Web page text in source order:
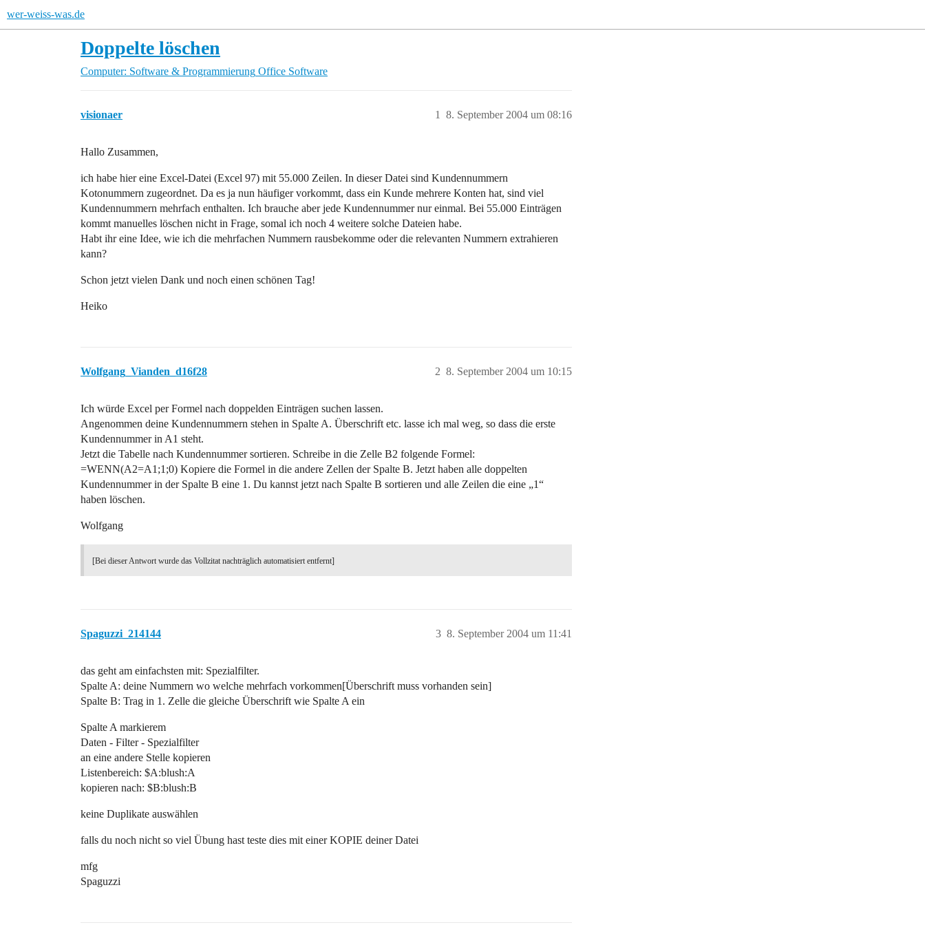
wer-weiss-was.de
Doppelte löschen
Computer: Software & Programmierung Office Software
visionaer 8. September 2004 um 08:16
1
Hallo Zusammen,
ich habe hier eine Excel-Datei (Excel 97) mit 55.000 Zeilen. In dieser Datei sind Kundennummern
Kotonummern zugeordnet. Da es ja nun häufiger vorkommt, dass ein Kunde mehrere Konten hat, sind viel
Kundennummern mehrfach enthalten. Ich brauche aber jede Kundennummer nur einmal. Bei 55.000 Einträgen
kommt manuelles löschen nicht in Frage, somal ich noch 4 weitere solche Dateien habe.
Habt ihr eine Idee, wie ich die mehrfachen Nummern rausbekomme oder die relevanten Nummern extrahieren
kann?
Schon jetzt vielen Dank und noch einen schönen Tag!
Heiko
Wolfgang_Vianden_d16f28 8. September 2004 um 10:15
2
Ich würde Excel per Formel nach doppelden Einträgen suchen lassen.
Angenommen deine Kundennummern stehen in Spalte A. Überschrift etc. lasse ich mal weg, so dass die erste
Kundennummer in A1 steht.
Jetzt die Tabelle nach Kundennummer sortieren. Schreibe in die Zelle B2 folgende Formel:
=WENN(A2=A1;1;0) Kopiere die Formel in die andere Zellen der Spalte B. Jetzt haben alle doppelten
Kundennummer in der Spalte B eine 1. Du kannst jetzt nach Spalte B sortieren und alle Zeilen die eine „1“
haben löschen.
Wolfgang
[Bei dieser Antwort wurde das Vollzitat nachträglich automatisiert entfernt]
Spaguzzi_214144 8. September 2004 um 11:41
3
das geht am einfachsten mit: Spezialfilter.
Spalte A: deine Nummern wo welche mehrfach vorkommen[Überschrift muss vorhanden sein]
Spalte B: Trag in 1. Zelle die gleiche Überschrift wie Spalte A ein
Spalte A markierem
Daten - Filter - Spezialfilter
an eine andere Stelle kopieren
Listenbereich: $A:blush:A
kopieren nach: $B:blush:B
keine Duplikate auswählen
falls du noch nicht so viel Übung hast teste dies mit einer KOPIE deiner Datei
mfg
Spaguzzi